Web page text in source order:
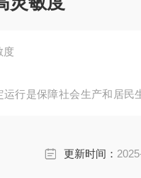
度
行是保障社会生产和居民
感知网络，实现从被动
更新时间：